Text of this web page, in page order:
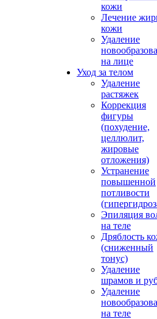
кожи
Лечение
кожи
Удаление
на лице
Уход за телом
Удаление
растяжек
Коррекция
фигуры
(похудение,
целлюлит,
жировые
отложения)
Устранение
повышенной
потливости
Эпиляция
на теле
Дряблость
(сниженный
тонус)
Удаление
шрамов и
Удаление
на теле